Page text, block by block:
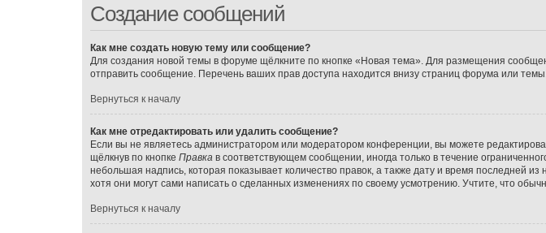
Создание сообщений
Как мне создать новую тему или сообщение?
Для создания новой темы в форуме щёлкните по кнопке «Новая тема». Для размещения
отправить сообщение. Перечень ваших прав доступа находится внизу страниц форума или
Вернуться к началу
Как мне отредактировать или удалить сообщение?
Если вы не являетесь администратором или модератором конференции, вы можете
щёлкнув по кнопке Правкав соответствующем сообщении, иногда только в течение
небольшая надпись, которая показывает количество правок, а также дату и время последней
хотя они могут сами написать о сделанных изменениях по своему усмотрению. Учтите, что
Вернуться к началу